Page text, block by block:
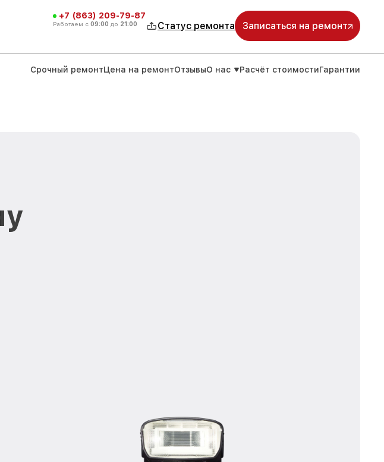
+7 (863) 209-79-87
Работаем с 09:00 до 21:00 Статус ремонта Записаться на ремонт
Срочный ремонтЦена на ремонтОтзывыО нас Расчёт стоимостиГарантии